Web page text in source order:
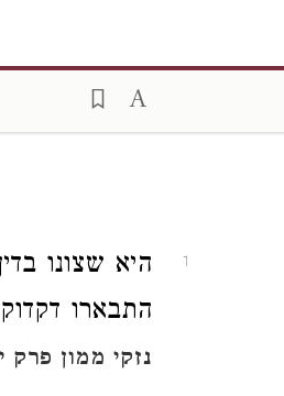
1
היא שצונו
התבארו
נזקי ממון פרק